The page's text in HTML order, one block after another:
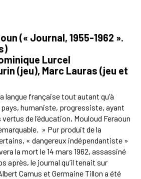
(« Journal, 1955-1962 ».
Lurcel
(jeu), Marc Lauras (jeu et
langue française tout autant qu’à
pays, humaniste, progressiste, ayant
de l’éducation, Mouloud Feraoun
» Pur produit de la
« dangereux indépendantiste »
la mort le 14 mars 1962, assassiné
après, le journal qu’il tenait sur
Camus et Germaine Tillon a été